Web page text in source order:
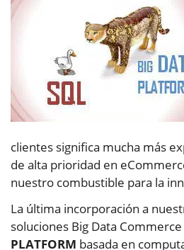
clientes significa mucha más
de alta prioridad en
nuestro combustible para la
La última incorporación a
soluciones Big Data
PLATFORM basada en